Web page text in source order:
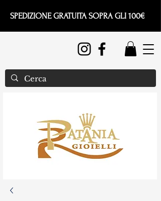
SPEDIZIONE GRATUITA SOPRA GLI 100€